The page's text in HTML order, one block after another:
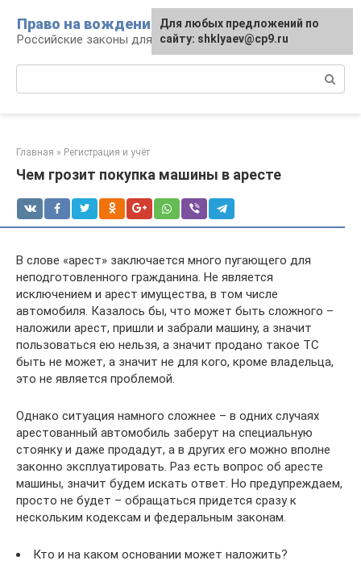
контенту
Право на вождение
Российские законы для автомобилистов
Главная » Регистрация и учёт
Чем грозит покупка машины в аресте
В слове «арест» заключается много пугающего для
неподготовленного гражданина. Не является
исключением и арест имущества, в том числе
автомобиля. Казалось бы, что может быть сложного –
наложили арест, пришли и забрали машину, а значит
пользоваться ею нельзя, а значит продано такое ТС
быть не может, а значит не для кого, кроме владельца,
это не является проблемой.
Однако ситуация намного сложнее – в одних случаях
арестованный автомобиль заберут на специальную
стоянку и даже продадут, а в других его можно вполне
законно эксплуатировать. Раз есть вопрос об аресте
машины, значит будем искать ответ. Но предупреждаем,
просто не будет – обращаться придется сразу к
нескольким кодексам и федеральным законам.
Кто и на каком основании может наложить?
Для любых предложений по
сайту: shklyaev@cp9.ru